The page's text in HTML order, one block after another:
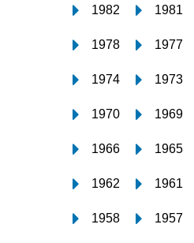
1982 1981
1978 1977
1974 1973
1970 1969
1966 1965
1962 1961
1958 1957